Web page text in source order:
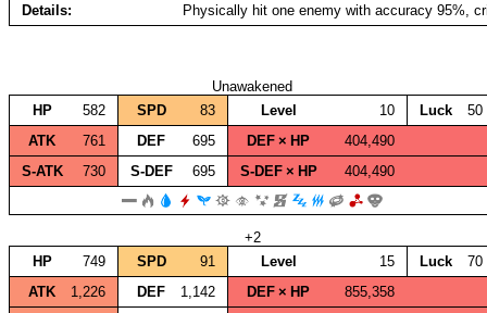
Details
Physically hit one enemy with accuracy 95%,
Unawakened
HP
582 SPD 83 Level 10 Luck
50
ATK
761 DEF 695 DEF × HP
404,490
S‑ATK
730 S‑DEF 695 S‑DEF × HP 404,490
+2
HP
749 SPD 91 Level 15 Luck
70
ATK
1,226 DEF 1,142 DEF × HP
855,358